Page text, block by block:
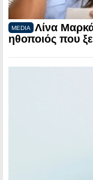
MEDIA
Λίνα
ηθοποιός που